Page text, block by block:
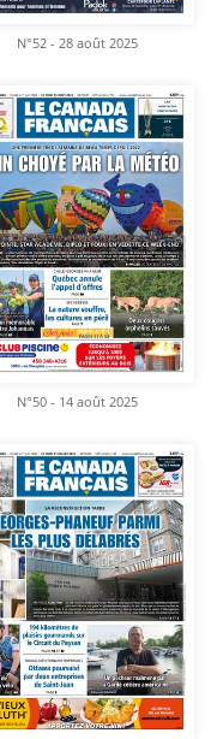
N°52 - 28 août 2025
N°50 - 14 août 2025